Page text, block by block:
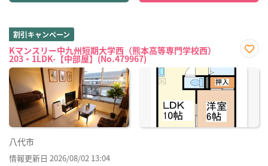
割引キャンペーン
Kマンスリー中九州短期大学西（熊本高等専門学校西）
203・1LDK-【中部屋】(No.479967)
に入
八代市
情報更新日 2026/08/02 13:04